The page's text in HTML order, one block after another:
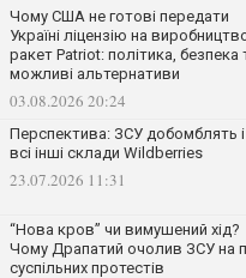
Чому США не готові передати
Україні ліцензію на
ракет Patriot: політика, безпека
можливі альтернативи
03.08.2026 20:24
Перспектива: ЗСУ добомблять і
всі інші склади Wildberries
23.07.2026 11:31
“Нова кров” чи вимушений хід?
Чому Драпатий очолив ЗСУ на
суспільних протестів